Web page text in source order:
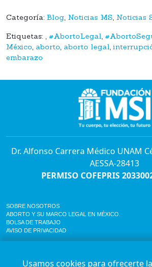
Categoría: Blog, Noticias MS, Noticias
Etiquetas: , #AbortoLegal,
México, aborto, aborto legal,
embarazo
Dr. Alfonso Carrera Médico UNAM
AESSA-28413
PERMISO COFEPRIS
SOBRE NOSOTROS
ABORTO Y SU MARCO LEGAL EN MÉXICO.
BOLSA DE TRABAJO
AVISO DE PRIVACIDAD
Agenda en línea24/7 aquí
Usamos cookies para ofrecerte